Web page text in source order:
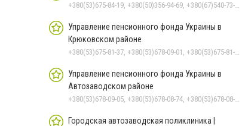
+380(53)675-84-19, +380(50)356-94-69, +380(67)540-73-87
Управление пенсионного фонда Украины в
Крюковском районе
+380(53)675-81-37, +380(53)678-09-01, +380(53)675-81-32, +380(53)675-81-40, +380(53)675-81-33, +380(53)675-81-38, +380(53)675-81-31, +380(53)678-08-87
Управление пенсионного фонда Украины в
Автозаводском районе
+380(53)678-09-05, +380(53)678-08-74, +380(53)678-08-83, +380(53)678-08-41, +380(53)678-08-86
Городская автозаводская поликлиника |